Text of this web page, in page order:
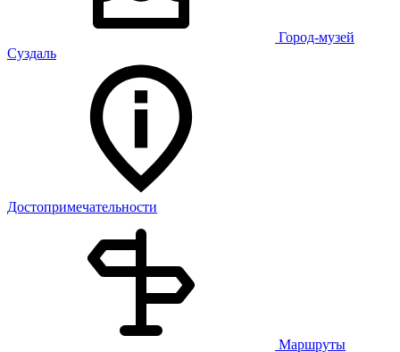
Город-музей
Суздаль
Достопримечательности
Маршруты